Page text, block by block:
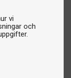
vi
och